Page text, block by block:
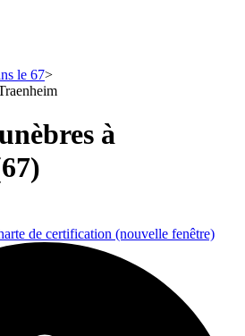
le 67
à
de certification (nouvelle fenêtre)